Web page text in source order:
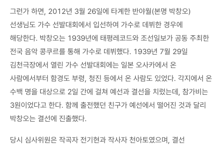
그런가 하면, 2012년 3월 26일에 타계한 반야월(본명 박창오)
선생님도 가수 선발대회에서 입선하여 가수로 데뷔한 경우에
해당한다. 박창오는 1939년에 태평레코드와 조선일보가 공동 주최한
전국 음악 콩쿠르를 통해 가수로 데뷔했다. 1939년 7월 29일
김천극장에서 열린 가수 선발대회에는 일본 오사카에서 온
사람에서부터 함경도 부령, 청진 등에서 온 사람도 있었다. 각지에서 온
수백 명을 대상으로 2일 간에 걸쳐 예선과 결선을 치렀는데, 참가비는
3원이었다고 한다. 함께 출전했던 친구가 예선에서 떨어진 것과 달리
박창오는 결선에 진출했다.
당시 심사위원은 작곡자 전기현과 작사자 천아토였으며, 결선